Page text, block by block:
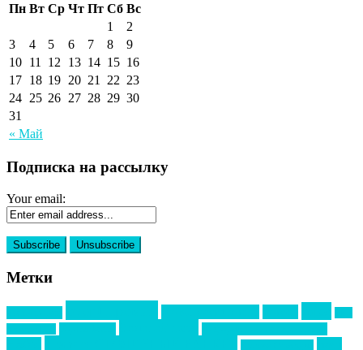
Пн Вт Ср Чт Пт Сб Вс
« Май
1
2
3
4 5 6 7 8
9
10 11 12 13 14 15 16
17 18 19 20 21 22 23
24 25 26 27 28 29 30
31
Подписка на рассылку
Your email:
Метки